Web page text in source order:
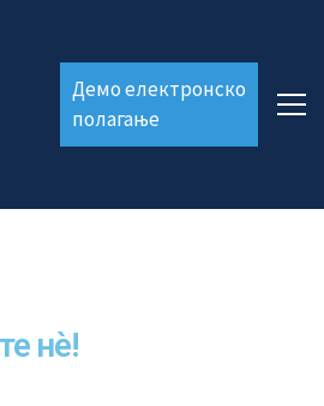
Демо електронско
полагање
нѐ!